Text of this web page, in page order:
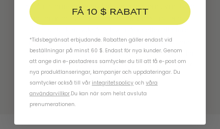
små justeringar för en bekväm passform. Vrid bara
ratten medurs för att dra åt eller moturs för att
passformskuddar utan att det påverkar hjälmens
säkerhet för att uppnå din önskade passform. Har
du fler frågor om hur du får en perfekt passform?
Kontakta oss.
FÅ 10 $ RABATT
*Tidsbegränsat erbjudande. Rabatten gäller endast vid
beställningar på minst 60 $. Endast för nya kunder. Genom
att ange din e-postadress samtycker du till att få e-post om
nya produktlanseringar, kampanjer och uppdateringar. Du
samtycker också till vår integritetspolicy och våra
användarvillkor.Du kan när som helst avsluta
prenumerationen.